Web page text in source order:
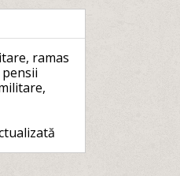
ramas